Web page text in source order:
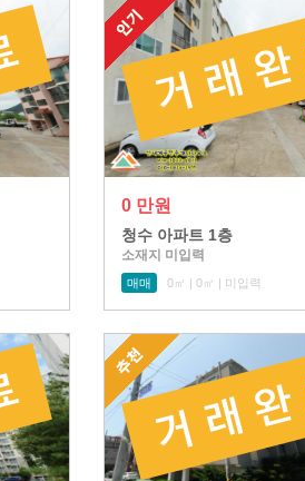
0 만원
청수 아파트 1층
소재지 미입력
매매 0㎡ | 0㎡ | 미입력